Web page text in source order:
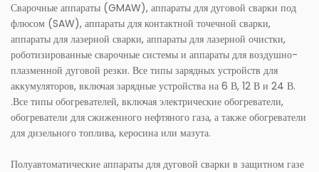
Сварочные аппараты (GMAW), аппараты для дуговой сварки под
флюсом (SAW), аппараты для контактной точечной сварки,
аппараты для лазерной сварки, аппараты для лазерной очистки,
роботизированные сварочные системы и аппараты для воздушно-
плазменной дуговой резки. Все типы зарядных устройств для
аккумуляторов, включая зарядные устройства на 6 В, 12 В и 24 В.
.Все типы обогревателей, включая электрические обогреватели,
обогреватели для сжиженного нефтяного газа, а также обогреватели
для дизельного топлива, керосина или мазута.
Полуавтоматические аппараты для дуговой сварки в защитном газе